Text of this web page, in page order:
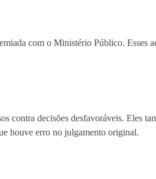
com o Ministério Público. Esses
contra decisões desfavoráveis. Eles
houve erro no julgamento original.